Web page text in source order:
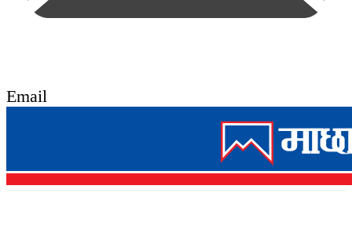
Email